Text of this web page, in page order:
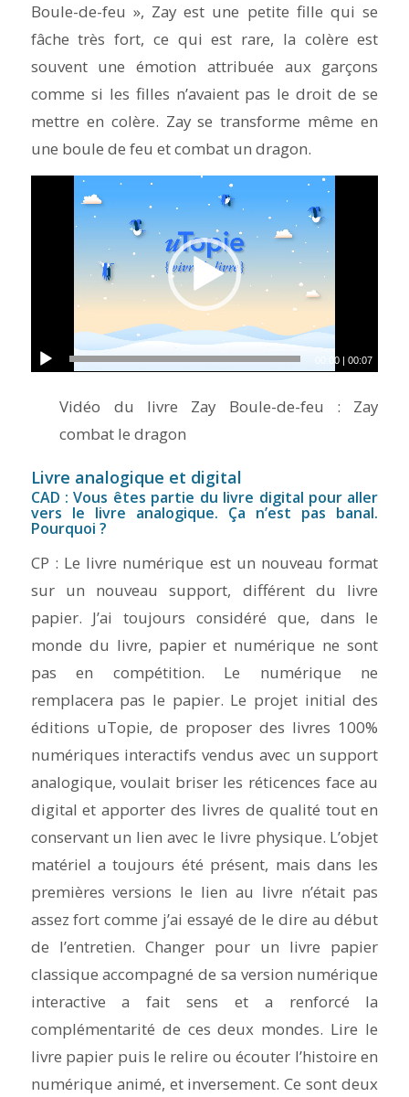
Boule-de-feu », Zay est une petite fille qui se
fâche très fort, ce qui est rare, la colère est
souvent une émotion attribuée aux garçons
comme si les filles n’avaient pas le droit de se
mettre en colère. Zay se transforme même en
une boule de feu et combat un dragon.
00:00 |00:07
Vidéo du livre Zay Boule-de-feu : Zay
combat le dragon
Livre analogique et digital
CAD : Vous êtes partie du livre digital pour aller
vers le livre analogique. Ça n’est pas banal.
Pourquoi ?
CP : Le livre numérique est un nouveau format
sur un nouveau support, différent du livre
papier. J’ai toujours considéré que, dans le
monde du livre, papier et numérique ne sont
pas en compétition. Le numérique ne
remplacera pas le papier. Le projet initial des
éditions uTopie, de proposer des livres 100%
numériques interactifs vendus avec un support
analogique, voulait briser les réticences face au
digital et apporter des livres de qualité tout en
conservant un lien avec le livre physique. L’objet
matériel a toujours été présent, mais dans les
premières versions le lien au livre n’était pas
assez fort comme j’ai essayé de le dire au début
de l’entretien. Changer pour un livre papier
classique accompagné de sa version numérique
interactive a fait sens et a renforcé la
complémentarité de ces deux mondes. Lire le
livre papier puis le relire ou écouter l’histoire en
numérique animé, et inversement. Ce sont deux